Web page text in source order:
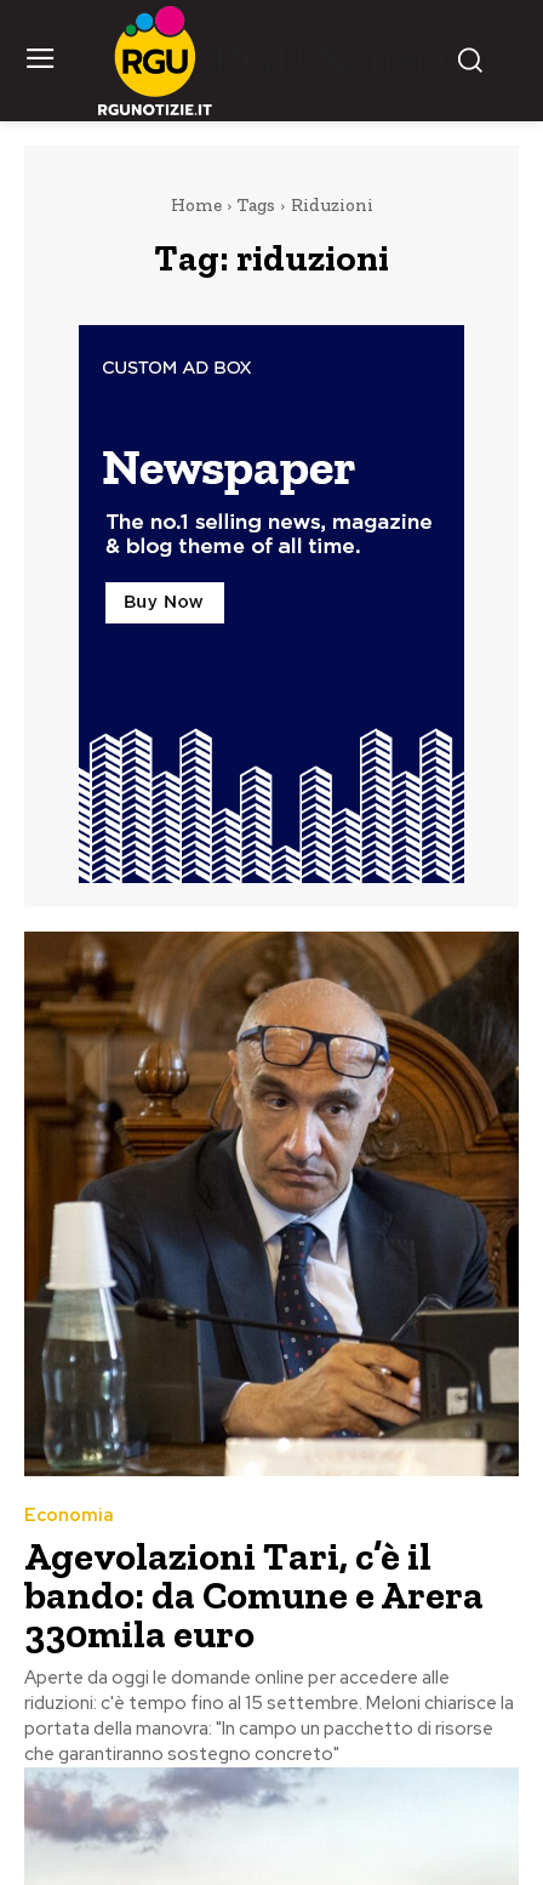
Home Tags Riduzioni
Tag: riduzioni
Economia
Agevolazioni Tari, c’è il
bando: da Comune e Arera
330mila euro
Aperte da oggi le domande online per accedere alle
riduzioni: c'è tempo fino al 15 settembre. Meloni chiarisce la
portata della manovra: "In campo un pacchetto di risorse
che garantiranno sostegno concreto"